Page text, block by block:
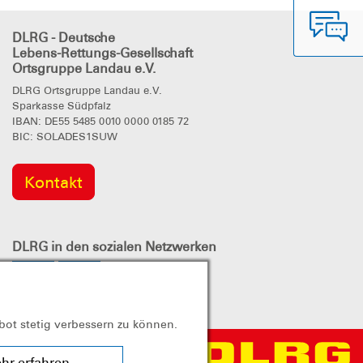
stetig verbessern zu können.
DLRG - Deutsche
Lebens-Rettungs-Gesellschaft
Ortsgruppe Landau e.V.
DLRG Ortsgruppe Landau e.V.
Sparkasse Südpfalz
IBAN: DE55 5485 0010 0000 0185 72
BIC: SOLADES1SUW
Kontakt
DLRG in den sozialen Netzwerken